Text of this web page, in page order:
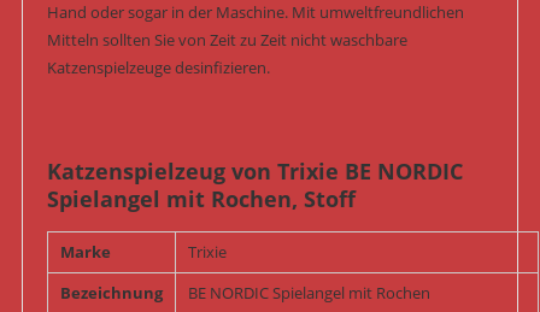
Hand oder sogar in der Maschine. Mit umweltfreundlichen
Mitteln sollten Sie von Zeit zu Zeit nicht waschbare
Katzenspielzeuge desinfizieren.
Katzenspielzeug von Trixie BE NORDIC
Spielangel mit Rochen, Stoff
Marke
Trixie
Bezeichnung
BE NORDIC Spielangel mit Rochen